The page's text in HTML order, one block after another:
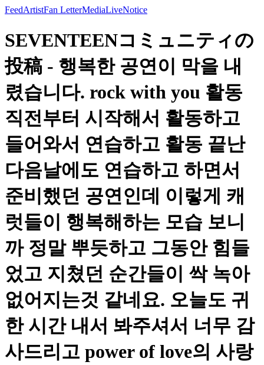
FeedArtistFan LetterMediaLiveNotice
SEVENTEENコミュニティの
投稿 - 행복한 공연이 막을 내
렸습니다. rock with you 활동
직전부터 시작해서 활동하고
들어와서 연습하고 활동 끝난
다음날에도 연습하고 하면서
준비했던 공연인데 이렇게 캐
럿들이 행복해하는 모습 보니
까 정말 뿌듯하고 그동안 힘들
었고 지쳤던 순간들이 싹 녹아
없어지는것 같네요. 오늘도 귀
한 시간 내서 봐주셔서 너무 감
사드리고 power of love의 사랑